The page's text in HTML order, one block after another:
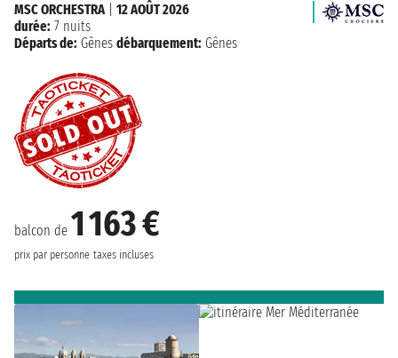
balcon de 1 163 €
prix par personne taxes incluses
MSC ORCHESTRA| 12 AOÛT 2026
durée: 7 nuits
Départs de: Gênes débarquement: Gênes